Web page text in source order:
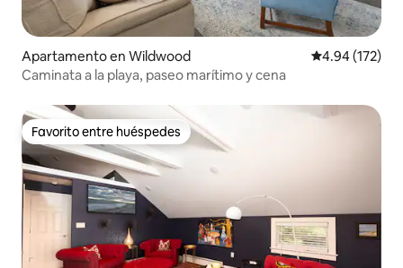
Apartamento en Wildwood Calificación
4.94 (172)
Caminata a la playa, paseo marítimo y cena
Favorito entre huéspedes
Favorito entre huéspedes